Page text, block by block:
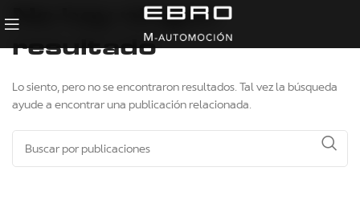
No hay ningún
resultado
Lo siento, pero no se encontraron resultados. Tal vez la búsqueda
ayude a encontrar una publicación relacionada.